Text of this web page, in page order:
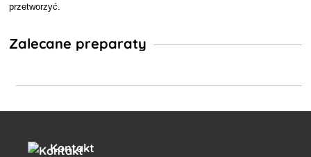
przetworzyć.
Zalecane preparaty
Kontakt